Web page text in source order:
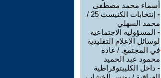
أسماء محمد مصطفى
-
إنتخابات الكنيست 25 /
محمد السهلي
- المسؤولية الاجتماعية
لوسائل الإعلام التقليدية
في المجتمع. / غادة
محمود عبد الحميد
- داخل الكليبتوقراطية